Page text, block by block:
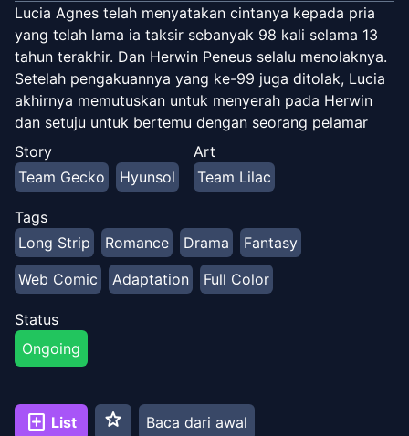
Lucia Agnes telah menyatakan cintanya kepada pria
yang telah lama ia taksir sebanyak 98 kali selama 13
tahun terakhir. Dan Herwin Peneus selalu menolaknya.
Setelah pengakuannya yang ke-99 juga ditolak, Lucia
akhirnya memutuskan untuk menyerah pada Herwin
dan setuju untuk bertemu dengan seorang pelamar
pilihan orang tuanya. Namun, tepat ketika ia
memutuskan untuk bertunangan dengan pria baru ini,
segalanya mulai berubah secara tak terduga...
Story
Team Gecko
Hyunsol
Art
Team Lilac
Tags
Long Strip
Romance Drama
Fantasy
Web Comic
Adaptation Full Color
Status
Ongoing
add_box List star Baca dari awal